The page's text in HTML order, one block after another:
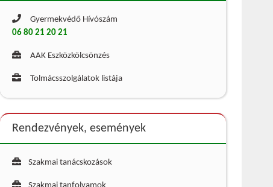
Gyermekvédő Hívószám
06 80 21 20 21
AAK Eszközkölcsönzés
Tolmácsszolgálatok listája
Rendezvények, események
Szakmai tanácskozások